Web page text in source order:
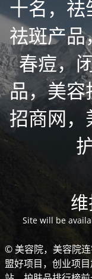
十名，祛
祛斑产品
春痘，
品，美容
招商网，
Site will be
© 美容院，美容院
盟好项目，创业项